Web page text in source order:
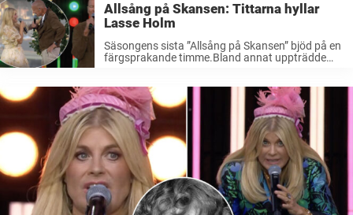
Allsång på Skansen: Tittarna hyllar
Lasse Holm
Säsongens sista ”Allsång på Skansen” bjöd på en
färgsprakande timme.Bland annat uppträdde
Holm sätter fart på oss 60+”, skriver en ...